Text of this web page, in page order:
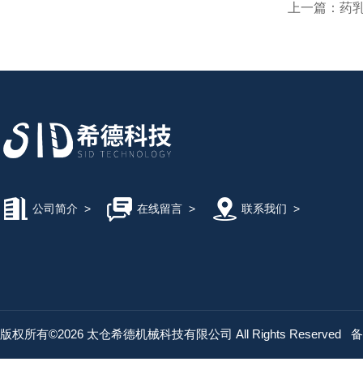
上一篇： 药
公司简介 > 在线留言> 联系我们 >
版权所有©2026 太仓希德机械科技有限公司 All Rights Reserved